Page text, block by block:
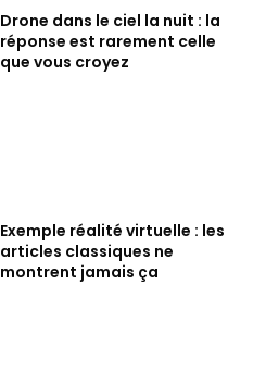
Drone dans le ciel la nuit : la
réponse est rarement celle
que vous croyez
Exemple réalité virtuelle : les
articles classiques ne
montrent jamais ça